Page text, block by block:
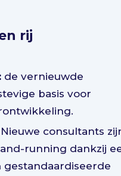
rij
de vernieuwde
basis voor
Nieuwe consultants
running dankzij